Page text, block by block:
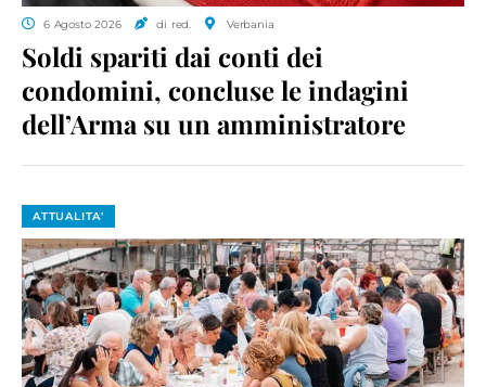
6 Agosto 2026 di red. Verbania
Soldi spariti dai conti dei
condomini, concluse le indagini
dell’Arma su un amministratore
ATTUALITA'